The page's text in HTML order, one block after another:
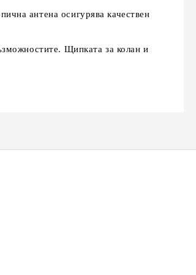
антена осигурява качествен
Щипката за колан и